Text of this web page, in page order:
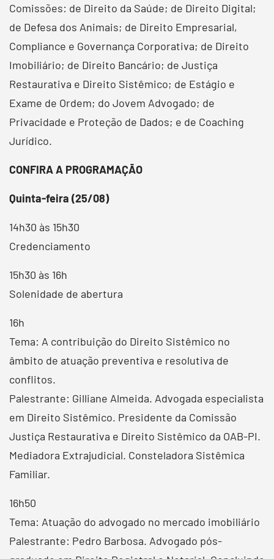
Comissões: de Direito da Saúde; de Direito Digital;
de Defesa dos Animais; de Direito Empresarial,
Compliance e Governança Corporativa; de Direito
Imobiliário; de Direito Bancário; de Justiça
Restaurativa e Direito Sistêmico; de Estágio e
Exame de Ordem; do Jovem Advogado; de
Privacidade e Proteção de Dados; e de Coaching
Jurídico.
CONFIRA A PROGRAMAÇÃO
Quinta-feira (25/08)
14h30 às 15h30
Credenciamento
15h30 às 16h
Solenidade de abertura
16h
Tema: A contribuição do Direito Sistêmico no
âmbito de atuação preventiva e resolutiva de
conflitos.
Palestrante: Gilliane Almeida. Advogada especialista
em Direito Sistêmico. Presidente da Comissão
Justiça Restaurativa e Direito Sistêmico da OAB-PI.
Mediadora Extrajudicial. Consteladora Sistêmica
Familiar.
16h50
Tema: Atuação do advogado no mercado imobiliário
Palestrante: Pedro Barbosa. Advogado pós-